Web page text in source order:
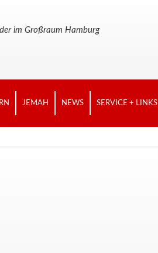
im Großraum Hamburg
JEMAH NEWS SERVICE + LINKS